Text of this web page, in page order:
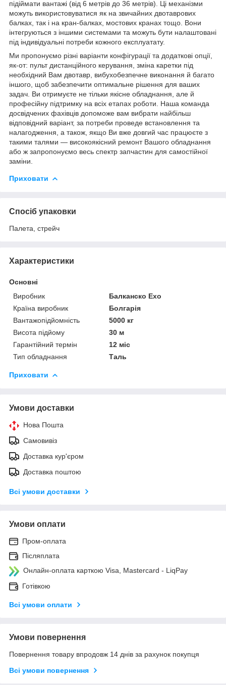
підіймати вантажі (від 6 метрів до 36 метрів). Ці механізми
можуть використовуватися як на звичайних двотаврових
балках, так і на кран-балках, мостових кранах тощо. Вони
інтегруються з іншими системами та можуть бути налаштовані
під індивідуальні потреби кожного експлуатату.
Ми пропонуємо різні варіанти конфігурації та додаткові опції,
як-от: пульт дистанційного керування, зміна каретки під
необхідний Вам двотавр, вибухобезпечне виконання й багато
іншого, щоб забезпечити оптимальне рішення для ваших
задач. Ви отримуєте не тільки якісне обладнання, але й
професійну підтримку на всіх етапах роботи. Наша команда
досвідчених фахівців допоможе вам вибрати найбільш
відповідний варіант, за потреби проведе встановлення та
налагодження, а також, якщо Ви вже довгий час працюєте з
такими талями — високоякісний ремонт Вашого обладнання
або ж запропонуємо весь спектр запчастин для самостійної
заміни.
Приховати
Спосіб упаковки
Палета, стрейч
Характеристики
Основні
Виробник
Балканско Ехо
Країна виробник
Болгарія
Вантажопідйомність
5000 кг
Висота підйому
30 м
Гарантійний термін
12 міс
Тип обладнання
Таль
Приховати
Умови доставки
Нова Пошта
Самовивіз
Доставка кур'єром
Доставка поштою
Всі умови доставки
Умови оплати
Пром-оплата
Післяплата
Онлайн-оплата карткою Visa, Mastercard - LiqPay
Готівкою
Всі умови оплати
Умови повернення
Повернення товару впродовж 14 днів за рахунок покупця
Всі умови повернення